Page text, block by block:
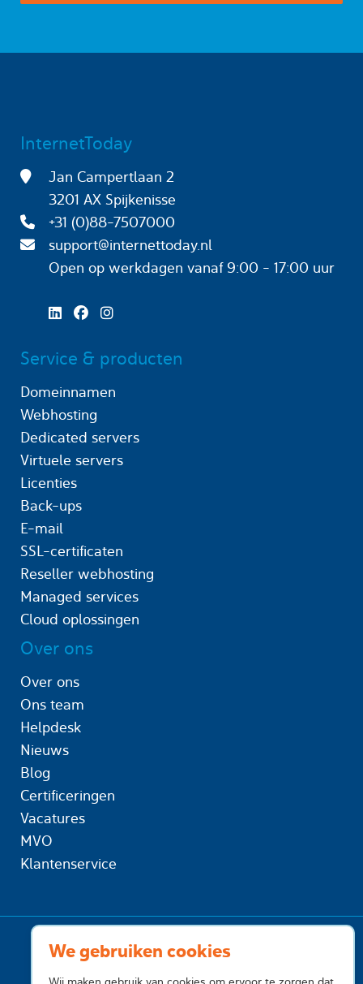
We gebruiken cookies
InternetToday
Jan Campertlaan 2
3201 AX Spijkenisse
+31 (0)88-7507000
support@internettoday.nl
Open op werkdagen
vanaf 9:00 - 17:00 uur
Service & producten
Domeinnamen
Webhosting
Dedicated servers
Virtuele servers
Licenties
Back-ups
E-mail
SSL-certificaten
Reseller webhosting
Managed services
Cloud oplossingen
Over ons
Over ons
Ons team
Helpdesk
Nieuws
Blog
Certificeringen
Vacatures
MVO
Klantenservice